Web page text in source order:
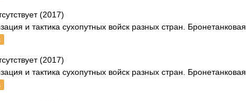
(2017)
и тактика сухопутных войск разных стран. Бронетанковая
(2017)
и тактика сухопутных войск разных стран. Бронетанковая